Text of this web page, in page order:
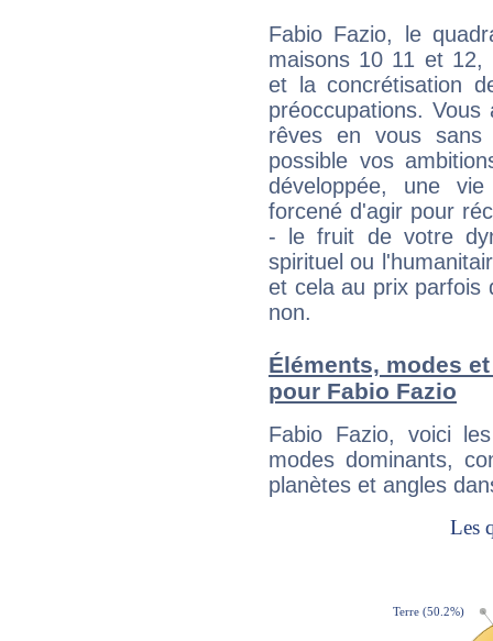
Fabio Fazio, le
maisons 10 11 et 12,
et la concrétisation
préoccupations.
rêves en vous sans
possible vos
développée, une
forcené d'agir pour
- le fruit de votre
spirituel ou
et cela au prix parfois
non.
Éléments, modes
pour Fabio Fazio
Fabio Fazio, voici
modes dominants,
planètes et angles